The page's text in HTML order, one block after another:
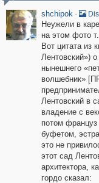
shchipok ·
Неужели в
на этом фото
Вот цитата из
Лентовский»)
нынешнего
волшебник»
Лентовский в
владение с
потом
буфетом,
это не
этот сад
архитектора,
гордо сказал: